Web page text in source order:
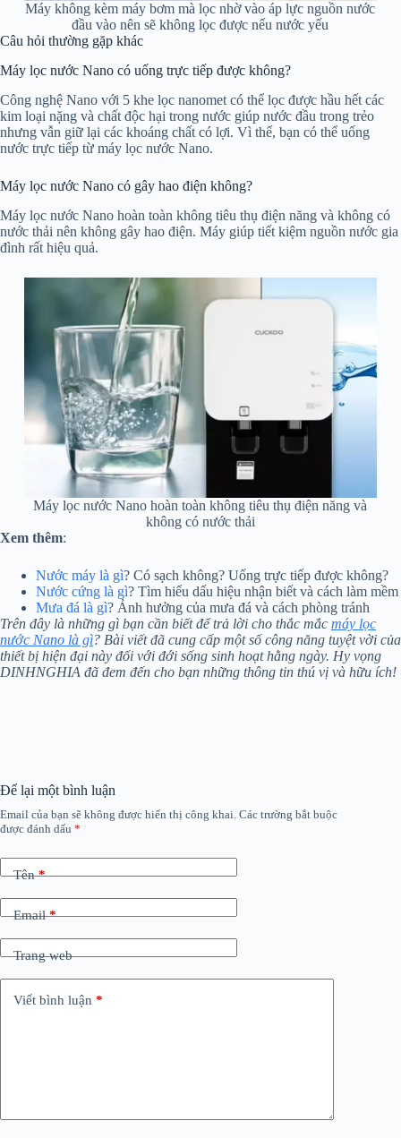
Máy không kèm máy bơm mà lọc nhờ vào áp lực nguồn nước
đầu vào nên sẽ không lọc được nếu nước yếu
Câu hỏi thường gặp khác
Máy lọc nước Nano có uống trực tiếp được không?
Công nghệ Nano với 5 khe lọc nanomet có thể lọc được hầu hết các
kim loại nặng và chất độc hại trong nước giúp nước đầu trong trẻo
nhưng vẫn giữ lại các khoáng chất có lợi. Vì thế, bạn có thể uống
nước trực tiếp từ máy lọc nước Nano.
Máy lọc nước Nano có gây hao điện không?
Máy lọc nước Nano hoàn toàn không tiêu thụ điện năng và không có
nước thải nên không gây hao điện. Máy giúp tiết kiệm nguồn nước gia
đình rất hiệu quả.
Máy lọc nước Nano hoàn toàn không tiêu thụ điện năng và
không có nước thải
Xem thêm:
Nước máy là gì? Có sạch không? Uống trực tiếp được không?
Nước cứng là gì? Tìm hiểu dấu hiệu nhận biết và cách làm mềm
Mưa đá là gì? Ảnh hưởng của mưa đá và cách phòng tránh
Trên đây là những gì bạn cần biết để trả lời cho thắc mắc máy lọc
nước Nano là gì? Bài viết đã cung cấp một số công năng tuyệt vời của
thiết bị hiện đại này đối với đới sống sinh hoạt hằng ngày. Hy vọng
DINHNGHIA đã đem đến cho bạn những thông tin thú vị và hữu ích!
Để lại một bình luận
Email của bạn sẽ không được hiển thị công khai. Các trường bắt buộc
được đánh dấu *
Tên*
Email*
Trang web
Viết bình luận *